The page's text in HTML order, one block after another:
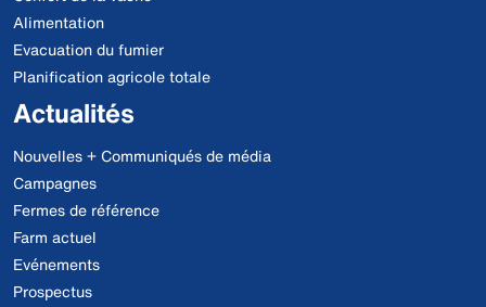
Alimentation
Evacuation du fumier
Planification agricole totale
Actualités
Nouvelles + Communiqués de média
Campagnes
Fermes de référence
Farm actuel
Evénements
Prospectus